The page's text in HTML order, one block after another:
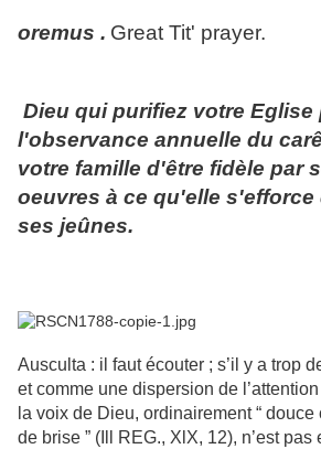
oremus . Great Tit' prayer.
Dieu qui purifiez votre Eglise
l'observance annuelle du
votre famille d'être fidèle par
oeuvres à ce qu'elle
ses jeûnes.
Ausculta : il faut écouter ; s’il y a trop
et comme une dispersion de
la voix de Dieu, ordinairement “
de brise ” (Ill REG., XlX, 12), n’est pas